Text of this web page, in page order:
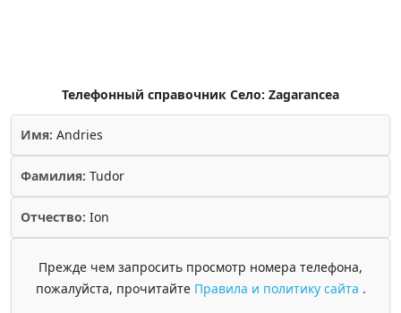
Телефонный справочник Село: Zagarancea
Имя: Andries
Фамилия: Tudor
Отчество: Ion
Прежде чем запросить просмотр номера телефона,
пожалуйста, прочитайте Правила и политику сайта .